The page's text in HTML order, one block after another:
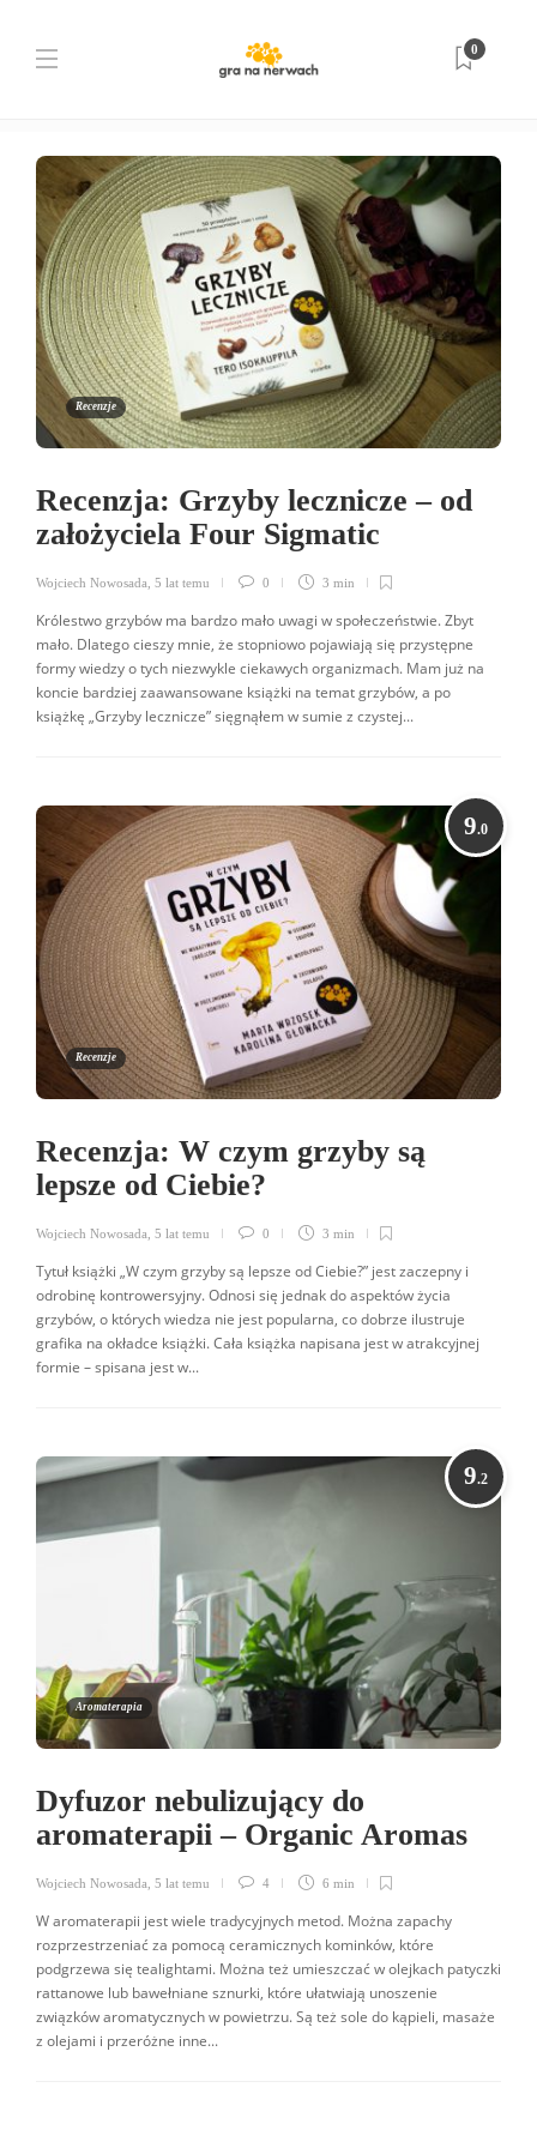
0
Kategoria:Recenzje
Recenzje
Recenzja: Grzyby lecznicze – od
założyciela Four Sigmatic
Wojciech Nowosada, 5 lat temu 0 3 min
Królestwo grzybów ma bardzo mało uwagi w społeczeństwie. Zbyt
mało. Dlatego cieszy mnie, że stopniowo pojawiają się przystępne
formy wiedzy o tych niezwykle ciekawych organizmach. Mam już na
koncie bardziej zaawansowane książki na temat grzybów, a po
książkę „Grzyby lecznicze” sięgnąłem w sumie z czystej...
9.0
Recenzje
Recenzja: W czym grzyby są
lepsze od Ciebie?
Wojciech Nowosada 5 lat temu 0 3 min
Tytuł książki „W czym grzyby są lepsze od Ciebie?” jest zaczepny i
odrobinę kontrowersyjny. Odnosi się jednak do aspektów życia
grzybów, o których wiedza nie jest popularna, co dobrze ilustruje
grafika na okładce książki. Cała książka napisana jest w atrakcyjnej
formie – spisana jest w...
9.2
Aromaterapia
Dyfuzor nebulizujący do
aromaterapii – Organic Aromas
Wojciech Nowosada 5 lat temu 4 6 min
W aromaterapii jest wiele tradycyjnych metod. Można zapachy
rozprzestrzeniać za pomocą ceramicznych kominków, które
podgrzewa się tealightami. Można też umieszczać w olejkach patyczki
rattanowe lub bawełniane sznurki, które ułatwiają unoszenie
związków aromatycznych w powietrzu. Są też sole do kąpieli, masaże
z olejami i przeróżne inne...